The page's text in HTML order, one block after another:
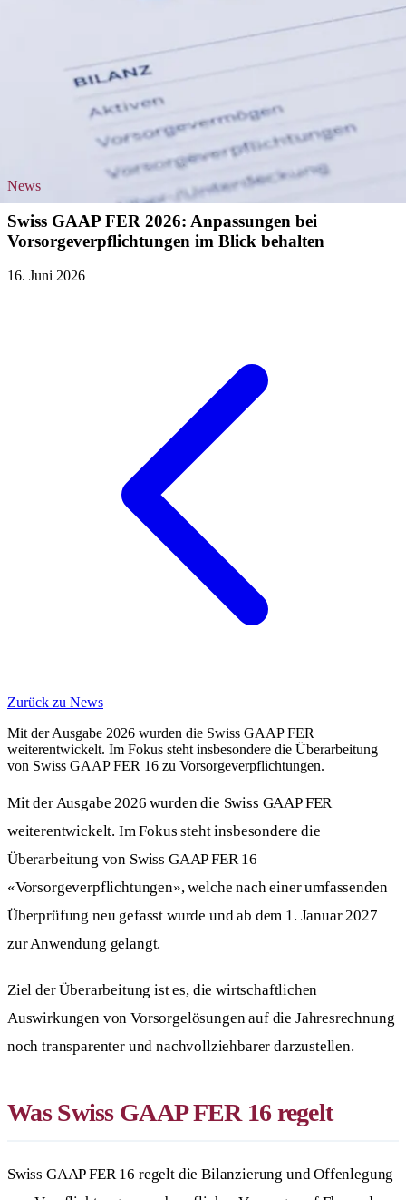
News
Swiss GAAP FER 2026: Anpassungen bei
Vorsorgeverpflichtungen im Blick behalten
16. Juni 2026
Zurück zu News
Mit der Ausgabe 2026 wurden die Swiss GAAP FER
weiterentwickelt. Im Fokus steht insbesondere die Überarbeitung
von Swiss GAAP FER 16 zu Vorsorgeverpflichtungen.
Mit der Ausgabe 2026 wurden die Swiss GAAP FER
weiterentwickelt. Im Fokus steht insbesondere die
Überarbeitung von Swiss GAAP FER 16
«Vorsorgeverpflichtungen», welche nach einer umfassenden
Überprüfung neu gefasst wurde und ab dem 1. Januar 2027
zur Anwendung gelangt.
Ziel der Überarbeitung ist es, die wirtschaftlichen
Auswirkungen von Vorsorgelösungen auf die Jahresrechnung
noch transparenter und nachvollziehbarer darzustellen.
Was Swiss GAAP FER 16 regelt
Swiss GAAP FER 16 regelt die Bilanzierung und Offenlegung